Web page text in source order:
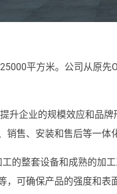
平方米。公司从原
企业的规模效应和品
售、安装和售后等一体
整套设备和成熟的加
可确保产品的强度和